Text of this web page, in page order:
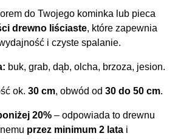
do Twojego kominka lub pieca
drewno liściaste, które zapewnia
i czyste spalanie.
buk, grab, dąb, olcha, brzoza, jesion.
ok. 30 cm, obwód od 30 do 50 cm.
20% – odpowiada to drewnu
przez minimum 2 lata i